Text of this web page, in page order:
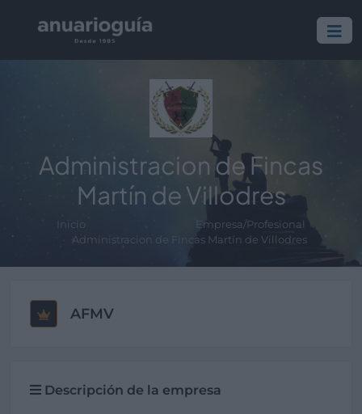
Administracion de Fincas
Martín de Villodres
Inicio
Empresa/Profesional
Administracion de Fincas Martín de Villodres
AFMV
Descripción de la empresa